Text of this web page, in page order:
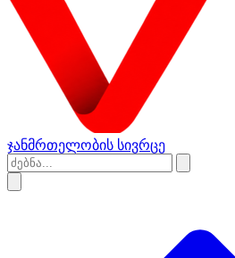
ჯანმრთელობის სივრცე